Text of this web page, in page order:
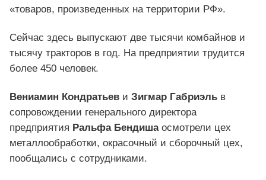
«товаров, произведенных на территории РФ».
Сейчас здесь выпускают две тысячи комбайнов и
тысячу тракторов в год. На предприятии трудится
более 450 человек.
Вениамин Кондратьев и Зигмар Габриэль в
сопровождении генерального директора
предприятия Ральфа Бендишаосмотрели цех
металлообработки, окрасочный и сборочный цех,
пообщались с сотрудниками.